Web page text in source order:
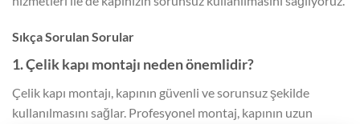
Sıkça Sorulan Sorular
1. Çelik kapı montajı neden önemlidir?
Çelik kapı montajı, kapının güvenli ve sorunsuz şekilde
kullanılmasını sağlar. Profesyonel montaj, kapının uzun